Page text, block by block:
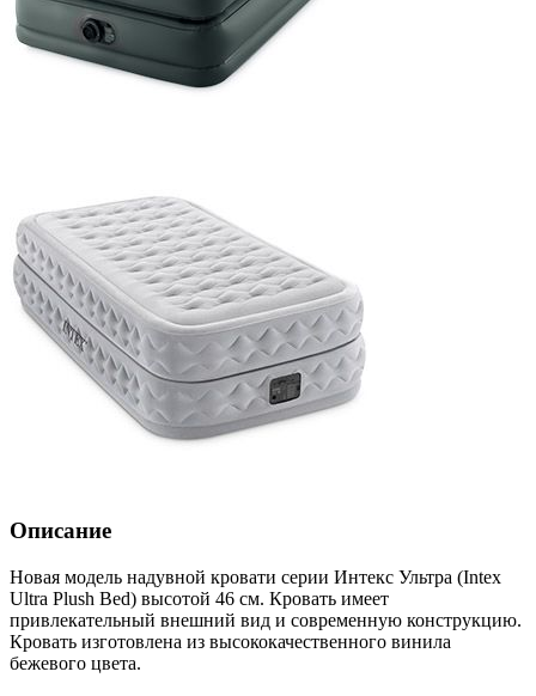
Описание
Новая модель надувной кровати серии Интекс Ультра (Intex
Ultra Plush Bed) высотой 46 см. Кровать имеет
привлекательный внешний вид и современную конструкцию.
Кровать изготовлена из высококачественного винила
бежевого цвета.